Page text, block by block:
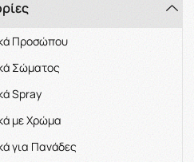
Προσώπου
Σώματος
Spray
με Χρώμα
για Πανάδες